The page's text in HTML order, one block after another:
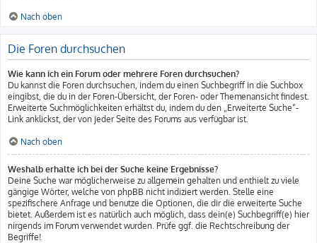
Nach oben
Die Foren durchsuchen
Wie kann ich ein Forum oder mehrere Foren durchsuchen?
Du kannst die Foren durchsuchen, indem du einen Suchbegriff in die Suchbox
eingibst, die du in der Foren-Übersicht, der Foren- oder Themenansicht findest.
Erweiterte Suchmöglichkeiten erhältst du, indem du den „Erweiterte Suche“-
Link anklickst, der von jeder Seite des Forums aus verfügbar ist.
Nach oben
Weshalb erhalte ich bei der Suche keine Ergebnisse?
Deine Suche war möglicherweise zu allgemein gehalten und enthielt zu viele
gängige Wörter, welche von phpBB nicht indiziert werden. Stelle eine
spezifischere Anfrage und benutze die Optionen, die dir die erweiterte Suche
bietet. Außerdem ist es natürlich auch möglich, dass dein(e) Suchbegriff(e) hier
nirgends im Forum verwendet wurden. Prüfe ggf. die Rechtschreibung der
Begriffe!